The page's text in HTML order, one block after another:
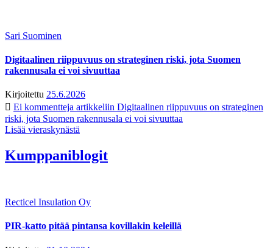
Sari Suominen
Digitaalinen riippuvuus on strateginen riski, jota Suomen
rakennusala ei voi sivuuttaa
Kirjoitettu 25.6.2026
Ei kommentteja artikkeliin Digitaalinen riippuvuus on strateginen
riski, jota Suomen rakennusala ei voi sivuuttaa
Lisää vieraskynästä
Kumppaniblogit
Recticel Insulation Oy
PIR-katto pitää pintansa kovillakin keleillä